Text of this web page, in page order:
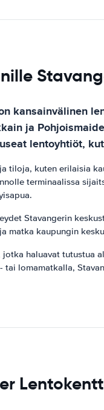
kansainvälinen
ja
lentoyhtiöt,
tiloja, kuten erilaisia
terminaalissa
Stavangerin
matka kaupungin
haluavat tutustua
lomamatkalla,